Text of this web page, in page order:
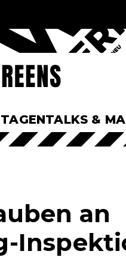
TALKS &
an